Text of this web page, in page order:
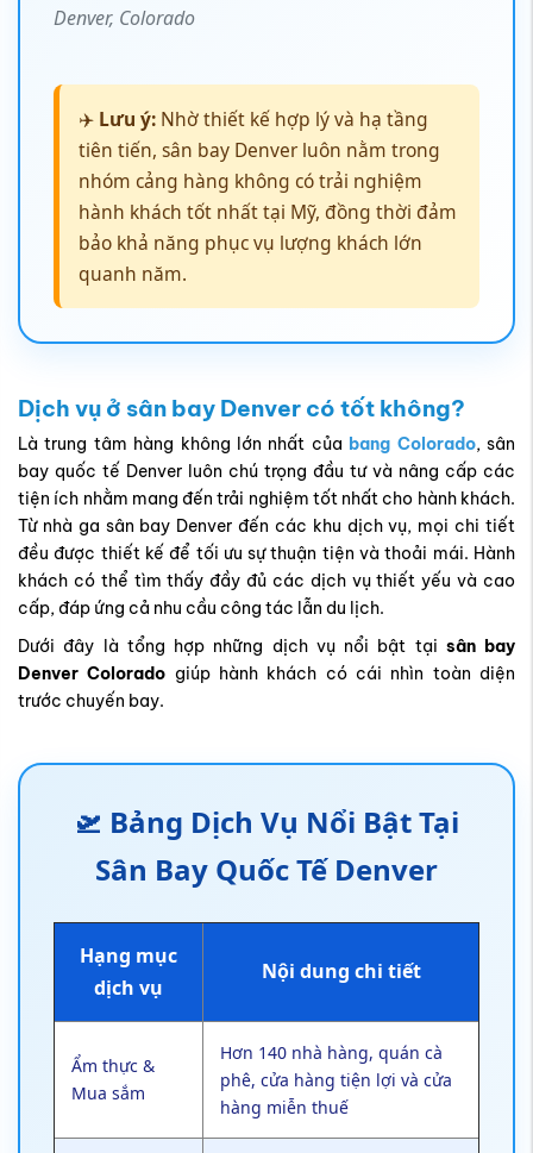
Denver, Colorado
✈️ Lưu ý: Nhờ thiết kế hợp lý và hạ tầng
tiên tiến, sân bay Denver luôn nằm trong
nhóm cảng hàng không có trải nghiệm
hành khách tốt nhất tại Mỹ, đồng thời đảm
bảo khả năng phục vụ lượng khách lớn
quanh năm.
Dịch vụ ở sân bay Denver có tốt không?
Là trung tâm hàng không lớn nhất của bang Colorado, sân
bay quốc tế Denver luôn chú trọng đầu tư và nâng cấp các
tiện ích nhằm mang đến trải nghiệm tốt nhất cho hành khách.
Từ nhà ga sân bay Denver đến các khu dịch vụ, mọi chi tiết
đều được thiết kế để tối ưu sự thuận tiện và thoải mái. Hành
khách có thể tìm thấy đầy đủ các dịch vụ thiết yếu và cao
cấp, đáp ứng cả nhu cầu công tác lẫn du lịch.
Dưới đây là tổng hợp những dịch vụ nổi bật tại sân bay
Denver Colorado giúp hành khách có cái nhìn toàn diện
trước chuyến bay.
🛫 Bảng Dịch Vụ Nổi Bật Tại
Sân Bay Quốc Tế Denver
Hạng mục
dịch vụ
Nội dung chi tiết
Ẩm thực &
Mua sắm
Hơn 140 nhà hàng, quán cà
phê, cửa hàng tiện lợi và cửa
hàng miễn thuế